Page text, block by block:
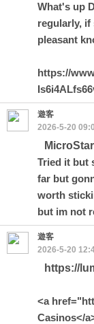
What's up
regularly,
pleasant
https://
遊客
2026-5-20
Tried it but
far but
worth
but im not
遊客
2026-5-20
https://
<a
Casinos</